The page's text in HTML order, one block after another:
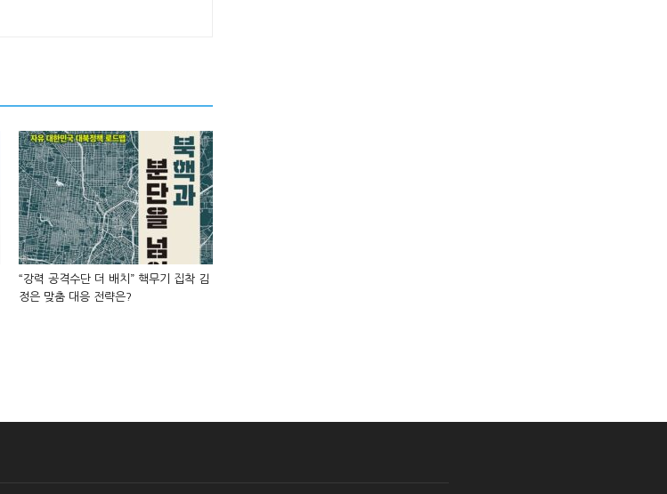
“강력 공격수단 더 배치” 핵무기 집착 김
정은 맞춤 대응 전략은?